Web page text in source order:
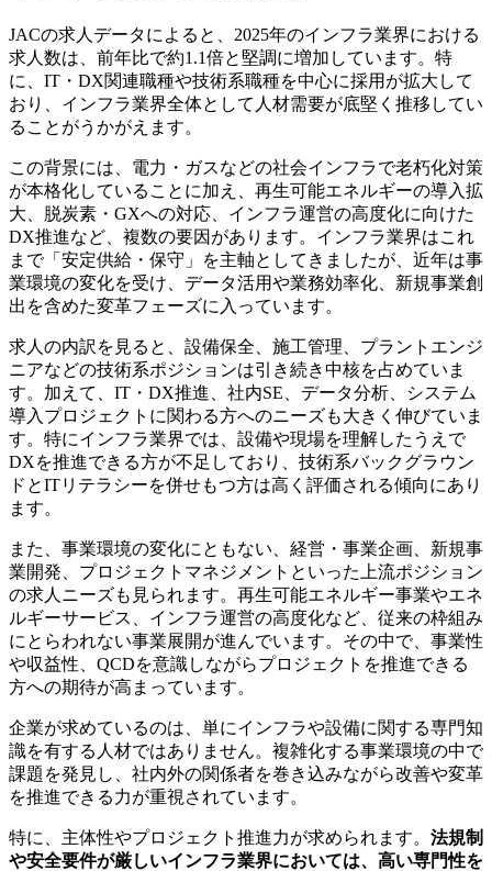
JACの求人データによると、2025年のインフラ業界における
求人数は、前年比で約1.1倍と堅調に増加しています。特
に、IT・DX関連職種や技術系職種を中心に採用が拡大して
おり、インフラ業界全体として人材需要が底堅く推移してい
ることがうかがえます。
この背景には、電力・ガスなどの社会インフラで老朽化対策
が本格化していることに加え、再生可能エネルギーの導入拡
大、脱炭素・GXへの対応、インフラ運営の高度化に向けた
DX推進など、複数の要因があります。インフラ業界はこれ
まで「安定供給・保守」を主軸としてきましたが、近年は事
業環境の変化を受け、データ活用や業務効率化、新規事業創
出を含めた変革フェーズに入っています。
求人の内訳を見ると、設備保全、施工管理、プラントエンジ
ニアなどの技術系ポジションは引き続き中核を占めていま
す。加えて、IT・DX推進、社内SE、データ分析、システム
導入プロジェクトに関わる方へのニーズも大きく伸びていま
す。特にインフラ業界では、設備や現場を理解したうえで
DXを推進できる方が不足しており、技術系バックグラウン
ドとITリテラシーを併せもつ方は高く評価される傾向にあり
ます。
また、事業環境の変化にともない、経営・事業企画、新規事
業開発、プロジェクトマネジメントといった上流ポジション
の求人ニーズも見られます。再生可能エネルギー事業やエネ
ルギーサービス、インフラ運営の高度化など、従来の枠組み
にとらわれない事業展開が進んでいます。その中で、事業性
や収益性、QCDを意識しながらプロジェクトを推進できる
方への期待が高まっています。
企業が求めているのは、単にインフラや設備に関する専門知
識を有する人材ではありません。複雑化する事業環境の中で
課題を発見し、社内外の関係者を巻き込みながら改善や変革
を推進できる力が重視されています。
特に、主体性やプロジェクト推進力が求められます。 法規制
や安全要件が厳しいインフラ業界においては、高い専門性を